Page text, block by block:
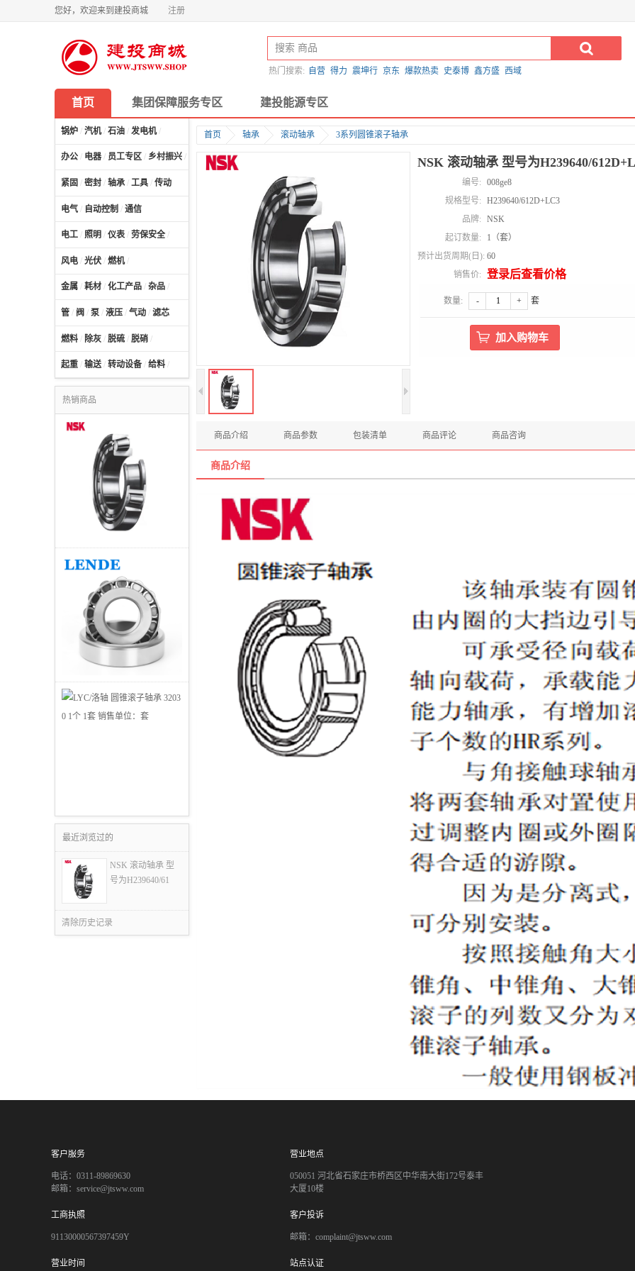
您好，欢迎来到建投商城 注册
热门搜索: 自营 得力 震坤行 京东 爆款热卖 史泰博 鑫方盛 西域
首页 集团保障服务专区 建投能源专区
锅炉 / 汽机/ 石油 / 发电机/
办公 / 电器 / 员工专区 / 乡村振兴 / 计算机及配件
紧固 / 密封 / 轴承 / 工具 / 传动
电气 / 自动控制 / 通信
电工 / 照明 / 仪表 / 劳保安全 /
风电 / 光伏 / 燃机/
金属 / 耗材 / 化工产品 / 杂品 /
管 / 阀 / 泵 / 液压 / 气动 / 滤芯
燃料 / 除灰 / 脱硫 / 脱硝 /
起重 / 输送/ 转动设备 / 给料 /
热销商品
最近浏览过的
NSK 滚动轴承 型
号为H239640/61
清除历史记录
首页 轴承 滚动轴承 3系列圆锥滚子轴承
NSK 滚动轴承 型号为H239640/
编号:
008ge8
规格型号:
H239640/612D+LC3
品牌:
NSK
起订数量:
1（套）
预计出货周期(日): 60
销售价:
登录后查看价格
数量: - + 套
商品介绍 商品参数 包装清单 商品评论 商品咨询
商品介绍
客户服务
电话：0311-89869630
邮箱：service@jtsww.com
营业地点
050051 河北省石家庄市桥西区中华南大街172号泰丰
大厦10楼
工商执照
91130000567397459Y
客户投诉
邮箱：complaint@jtsww.com
营业时间 站点认证